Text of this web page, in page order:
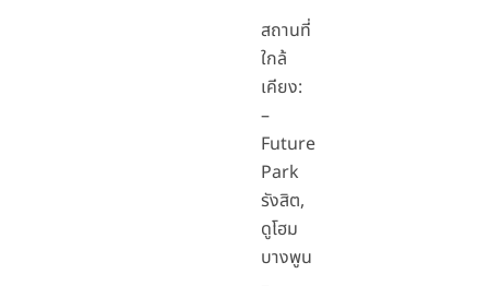
สถานที่
ใกล้
เคียง:
–
Future
Park
รังสิต,
ดูโฮม
บางพูน